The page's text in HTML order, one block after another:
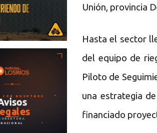
Unión, provincia
Hasta el sector
del equipo de
Piloto de
una estrategia
financiado